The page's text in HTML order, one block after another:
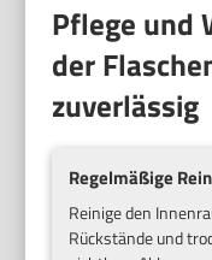
Pflege und
der
zuverlässig
Regelmäßige
Reinige den
Rückstände und